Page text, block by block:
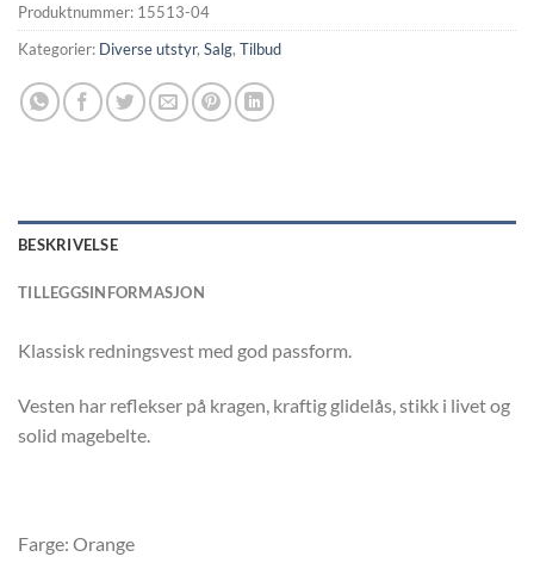
Produktnummer: 15513-04
Kategorier: Diverse utstyr, Salg, Tilbud
BESKRIVELSE
TILLEGGSINFORMASJON
Klassisk redningsvest med god passform.
Vesten har reflekser på kragen, kraftig glidelås, stikk i livet og
solid magebelte.
Farge: Orange